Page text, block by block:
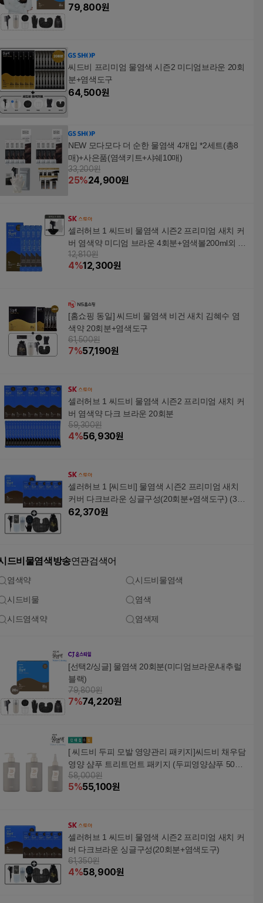
디엄브라운/내추럴블랙/와인브라운/다크브라운]
79,800원
씨드비 프리미엄 물염색 시즌2 미디엄브라운 20회
분+염색도구
64,500원
NEW 모다모다 더 순한 물염색 4개입 *2세트(총8
매)+사은품(염색키트+샤쉐10매)
33,200원
25%24,900원
셀러허브 1 씨드비 물염색 시즌2 프리미엄 새치 커
버 염색약 미디엄 브라운 4회분+염색볼200ml외 (3
2540237)
12,810원
4%12,300원
[홈쇼핑 동일] 씨드비 물염색 비건 새치 김혜수 염
색약 20회분+염색도구
61,500원
7%57,190원
셀러허브 1 씨드비 물염색 시즌2 프리미엄 새치 커
버 염색약 다크 브라운 20회분
59,300원
4%56,930원
셀러허브 1 [씨드비] 물염색 시즌2 프리미엄 새치
커버 다크브라운 싱글구성(20회분+염색도구) (373
64100)
62,370원
드비물염색방송연관검색어
염색약 시드비물염색
시드비물 염색
시드염색약 염색제
[선택2/싱글] 물염색 20회분(미디엄브라운/내추럴
블랙)
79,800원
7%74,220원
[ 씨드비 두피 모발 영양관리 패키지]씨드비 채우담
영양 샴푸 트리트먼트 패키지 (두피영양샴푸 500m
l 2+모발영양 트리트먼트 300ml 1) +할인쿠폰(두피
영양샴푸 500ml 2ea+모발영양 트리트먼트 300ml
58,000원
5%55,100원
셀러허브 1 씨드비 물염색 시즌2 프리미엄 새치 커
버 다크브라운 싱글구성(20회분+염색도구)
61,350원
4%58,900원